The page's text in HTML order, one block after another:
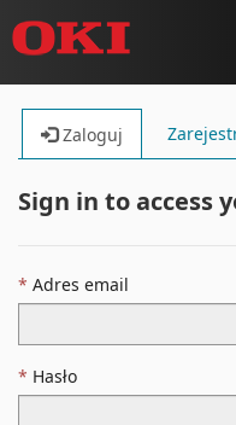
Zaloguj
Sign in to access
Adres email
Hasło